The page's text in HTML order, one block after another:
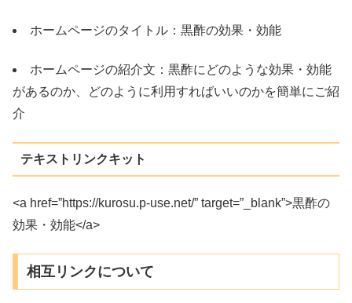
ホームページのタイトル：黒酢の効果・効能
ホームページの紹介文：黒酢にどのような効果・効能
があるのか、どのように利用すればいいのかを簡単にご紹
介
テキストリンクキット
<a href=”https://kurosu.p-use.net/” target=”_blank”>黒酢の
効果・効能</a>
相互リンクについて